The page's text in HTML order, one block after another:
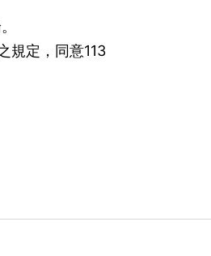
規定，同意113